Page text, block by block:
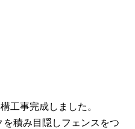
工事完成しました。
積み目隠しフェンスをつ